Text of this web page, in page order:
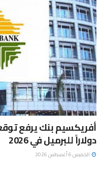
دولاراً للبرميل في 2026
الخميس 6 أغسطس 2026